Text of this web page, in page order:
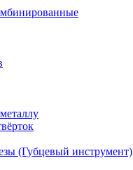
(Губцевый инструмент)